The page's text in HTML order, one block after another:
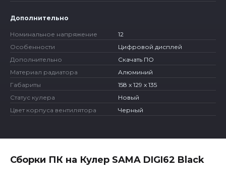
Дополнительно
Номинальное напряжение
12
Особенности
Цифровой дисплей
Дополнительно
Скачать ПО
Материал радиатора
Алюминий
Габариты
158 x 129 x 135
Статус кулера
Новый
Цвет корпуса вентилятора
Черный
Сборки ПК на Кулер SAMA DIGI62 Black